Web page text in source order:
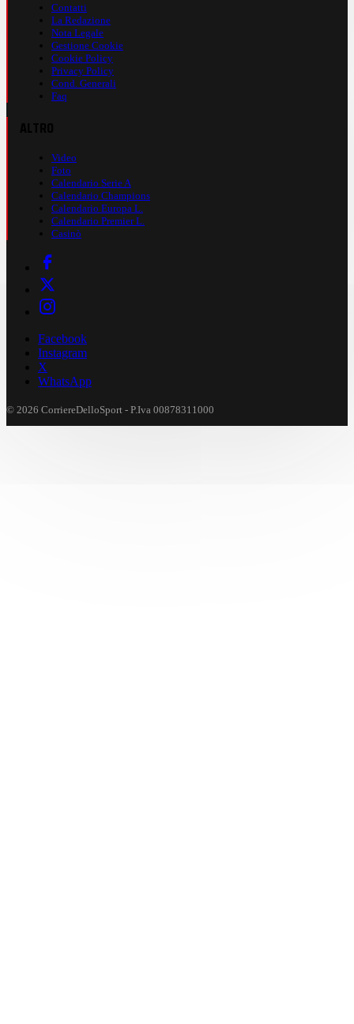
Contatti
La Redazione
Nota Legale
Gestione Cookie
Cookie Policy
Privacy Policy
Cond. Generali
Faq
Video
Foto
Calendario Serie A
Calendario Champions
Calendario Europa L.
Calendario Premier L.
Casinò
Facebook
Instagram
X
WhatsApp
© 2026 CorriereDelloSport - P.Iva 00878311000